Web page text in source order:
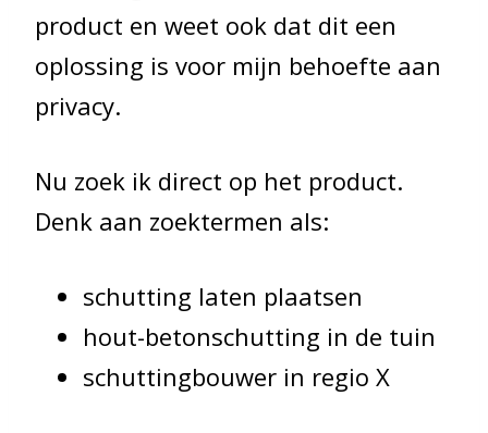
product en weet ook dat dit een
oplossing is voor mijn behoefte aan
privacy.
Nu zoek ik direct op het product.
Denk aan zoektermen als:
schutting laten plaatsen
hout-betonschutting in de tuin
schuttingbouwer in regio X